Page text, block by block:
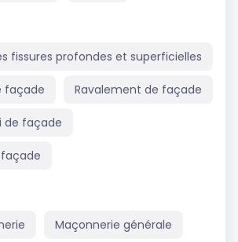
fissures profondes et superficielles
façade Ravalement de façade
de façade
Maçonnerie générale